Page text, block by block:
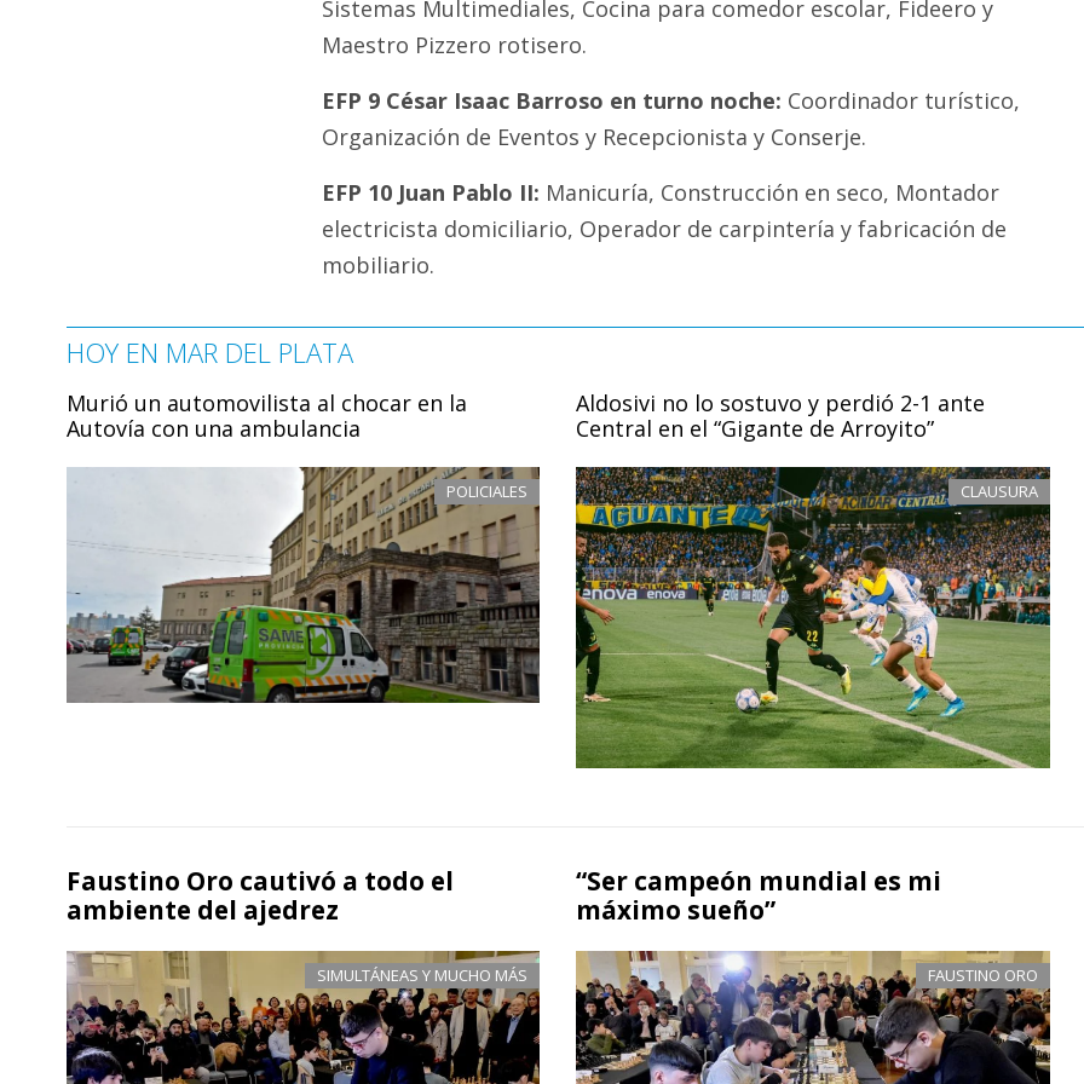
Sistemas Multimediales, Cocina para comedor escolar, Fideero y
Maestro Pizzero rotisero.
EFP 9 César Isaac Barroso en turno noche: Coordinador turístico,
Organización de Eventos y Recepcionista y Conserje.
EFP 10 Juan Pablo II: Manicuría, Construcción en seco, Montador
electricista domiciliario, Operador de carpintería y fabricación de
mobiliario.
HOY EN MAR DEL PLATA
Murió un automovilista al chocar en la
Autovía con una ambulancia
POLICIALES
Aldosivi no lo sostuvo y perdió 2-1 ante
Central en el “Gigante de Arroyito”
CLAUSURA
Faustino Oro cautivó a todo el
ambiente del ajedrez
SIMULTÁNEAS Y MUCHO MÁS
“Ser campeón mundial es mi
máximo sueño”
FAUSTINO ORO